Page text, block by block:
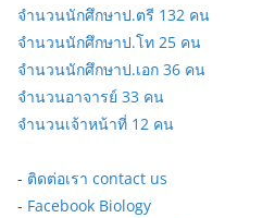
จำนวนนักศึกษาป.ตรี 132 คน
จำนวนนักศึกษาป.โท 25 คน
จำนวนนักศึกษาป.เอก 36 คน
จำนวนอาจารย์ 33 คน
จำนวนเจ้าหน้าที่ 12 คน
- ติดต่อเรา contact us
- Facebook Biology